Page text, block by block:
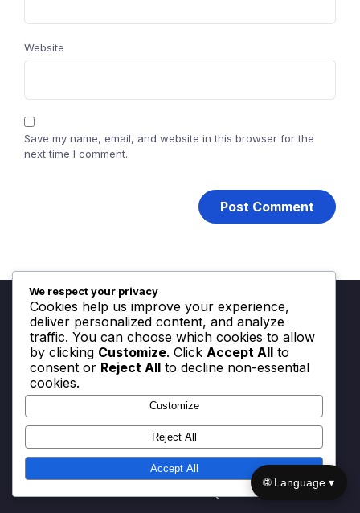
Website
Save my name, email, and website in this browser for the
next time I comment.
Jurídico
Sua privacidade
Quem somos
Cookies e rastreamento
We respect your privacy
Cookies help us improve your experience,
deliver personalized content, and analyze
traffic. You can choose which cookies to allow
by clicking Customize. Click Accept All to
consent or Reject All to decline non-essential
cookies.
Customize
Reject All
Accept All
🌐 Language ▾